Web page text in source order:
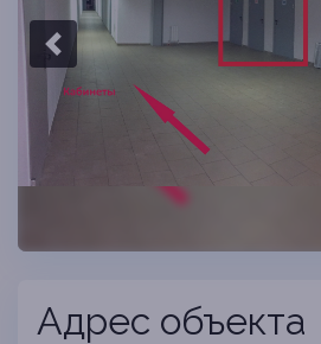
Previous slide
Адрес объекта